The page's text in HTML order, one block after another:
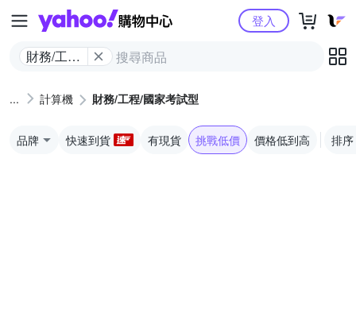
Yahoo購物中心
財務/工程/
型
登入
計算機 財務/工程/國家考試型
品牌 快速到貨 有現貨 挑戰低價 價格低到高 排序